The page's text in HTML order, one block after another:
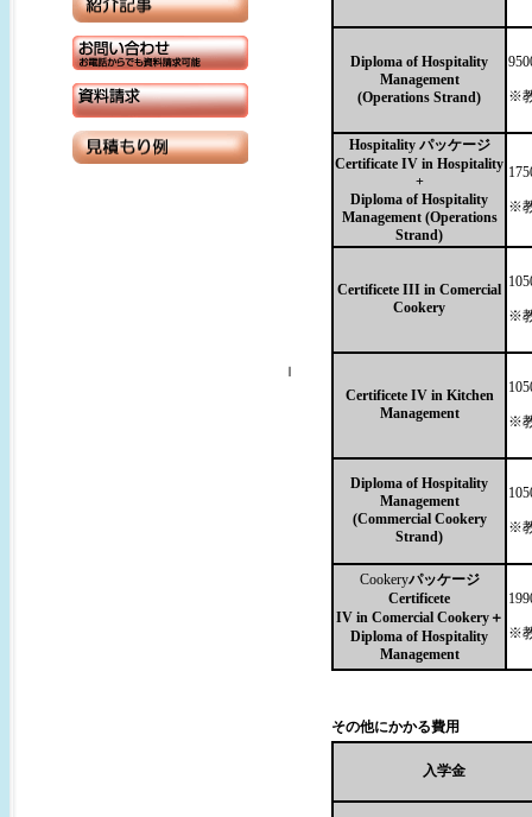
ｌ
Diploma of Hospitality
Management
(Operations Strand)
※
Hospitality パッケージ
Certificate IV in Hospitality
+
Diploma of Hospitality
Management (Operations
Strand)
※
Certificete III in Comercial
Cookery
※
Certificete IV in Kitchen
Management
※
Diploma of Hospitality
Management
(Commercial Cookery
Strand)
※
Cookeryパッケージ
Certificete
IV in Comercial Cookery＋
Diploma of Hospitality
Management
※
その他にかかる費用
入学金